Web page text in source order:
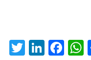
T Li F